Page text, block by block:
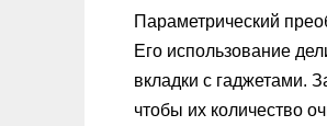
Параметрический
Его использование
вкладки с гаджетами.
чтобы их количество